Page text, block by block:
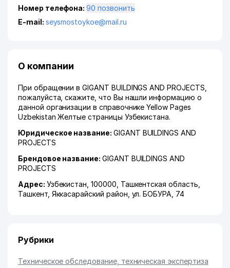
Номер телефона:
90 позвонить
E-mail: seysmostoykoe@mail.ru
О компании
При обращении в GIGANT BUILDINGS AND PROJECTS,
пожалуйста, скажите, что Вы нашли информацию о
данной организации в справочнике Yellow Pages
Uzbekistan Желтые страницы Узбекистана.
Юридическое название: GIGANT BUILDINGS AND
PROJECTS
Брендовое название: GIGANT BUILDINGS AND
PROJECTS
Адрес: Узбекистан, 100000, Ташкентская область
Ташкент, Яккасарайский район ул. БОБУРА , 74
Рубрики
Техническое обследование, техническая экспертиза